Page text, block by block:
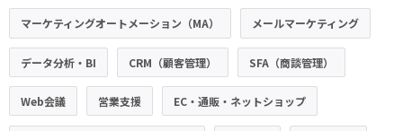
マーケティングオートメーション（MA） メールマーケティング
データ分析・BI CRM（顧客管理） SFA（商談管理）
Web会議 営業支援 EC・通販・ネットショップ